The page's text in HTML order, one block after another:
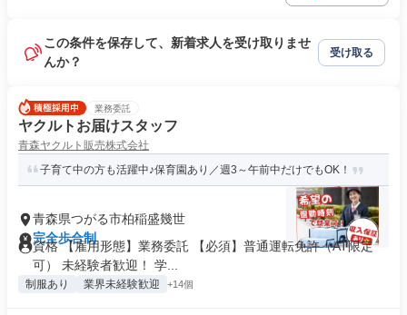
この条件を保存して、新着求人を受け取りませ
んか？
受け取る
業務委託
ヤクルトお届けスタッフ
青森ヤクルト販売株式会社
子育て中の方も活躍中♪保育園あり／週3～午前中だけでもOK！
青森県つがる市柏稲盛幾世
完全歩合制
資格 【雇用形態】業務委託 【必須】普通運転免許（AT限定
可） 未経験者歓迎！ 学...
制服あり 業界未経験歓迎 +14個